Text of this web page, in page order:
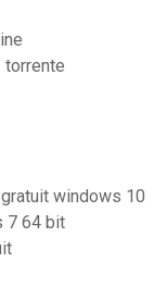
torrente
windows 10
7 64 bit